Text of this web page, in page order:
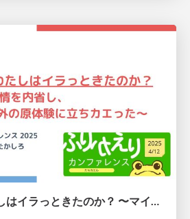
なぜあの時、わたしはイラっときたのか？ 〜マイナスな感情を内省し、 想定外の原体験に立ちカエった〜 / Why was I annoyed at that time?